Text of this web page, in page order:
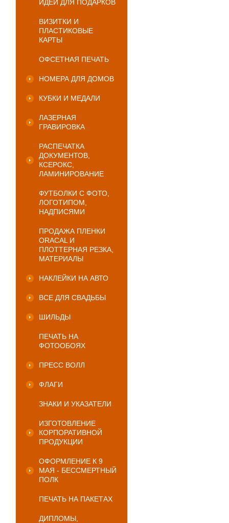
ИДЕИ ДЛЯ ПОДАРКОВ
ВИЗИТКИ И
ПЛАСТИКОВЫЕ
КАРТЫ
ОФСЕТНАЯ ПЕЧАТЬ
НОМЕРА ДЛЯ ДОМОВ
КУБКИ И МЕДАЛИ
ЛАЗЕРНАЯ
ГРАВИРОВКА
РАСПЕЧАТКА
ДОКУМЕНТОВ,
КСЕРОКС,
ЛАМИНИРОВАНИЕ
ФУТБОЛКИ С ФОТО,
ЛОГОТИПОМ,
НАДПИСЯМИ
ПРОДАЖА ПЛЕНКИ
ORACAL И
ПЛОТТЕРНАЯ РЕЗКА,
МАТЕРИАЛЫ
НАКЛЕЙКИ НА АВТО
ВСЕ ДЛЯ СВАДЬБЫ
ШИЛЬДЫ
ПЕЧАТЬ НА
ФОТООБОЯХ
ПРЕСС ВОЛЛ
ФЛАГИ
ЗНАКИ И УКАЗАТЕЛИ
ИЗГОТОВЛЕНИЕ
КОРПОРАТИВНОЙ
ПРОДУКЦИИ
ОФОРМЛЕНИЕ К 9
МАЯ - БЕССМЕРТНЫЙ
ПОЛК
ПЕЧАТЬ НА ПАКЕТАХ
ДИПЛОМЫ,